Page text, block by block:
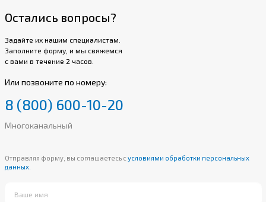
Остались вопросы?
Задайте их нашим специалистам.
Заполните форму, и мы свяжемся
с вами в течение 2 часов.
Или позвоните по номеру:
8 (800) 600-10-20
Многоканальный
Отправляя форму, вы соглашаетесь с условиями обработки персональных
данных.